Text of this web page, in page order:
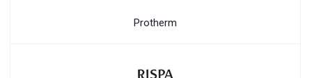
Protherm